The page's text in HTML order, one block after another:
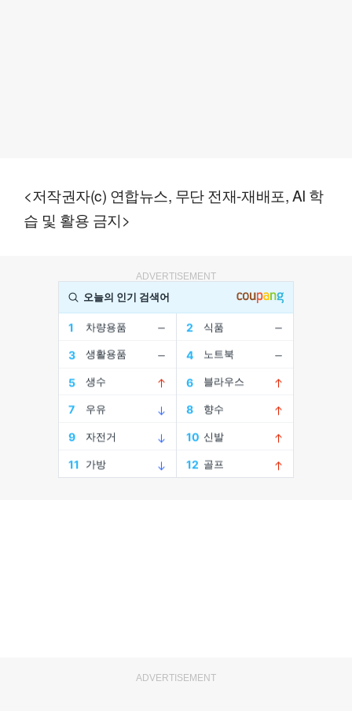
<저작권자(c) 연합뉴스, 무단 전재-재배포, AI 학
습 및 활용 금지>
ADVERTISEMENT
ADVERTISEMENT